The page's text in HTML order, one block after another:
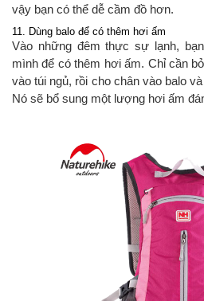
vậy bạn có thể dễ cầm đồ hơn.
11. Dùng balo để có thêm hơi ấm
Vào những đêm thực sự lạnh,
mình để có thêm hơi ấm. Chỉ cần
vào túi ngủ, rồi cho chân vào balo
Nó sẽ bổ sung một lượng hơi ấm